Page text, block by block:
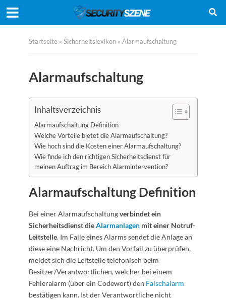
Startseite » Sicherheitslexikon» Alarmaufschaltung
Alarmaufschaltung
Inhaltsverzeichnis
Alarmaufschaltung Definition
Welche Vorteile bietet die Alarmaufschaltung?
Wie hoch sind die Kosten einer Alarmaufschaltung?
Wie finde ich den richtigen Sicherheitsdienst für
meinen Auftrag im Bereich Alarmintervention?
Alarmaufschaltung Definition
Bei einer Alarmaufschaltungverbindet ein
Sicherheitsdienst dieAlarmanlagenmit einer Notruf-
Leitstelle. Im Falle eines Alarms sendet die Anlage an
diese eine Nachricht. Um den Vorfall zu überprüfen,
meldet sich die Leitstelle telefonisch beim
Besitzer/Verantwortlichen, welcher bei einem
Fehleralarm (über ein Codewort) den Falschalarm
bestätigen kann. Ist der Verantwortliche nicht